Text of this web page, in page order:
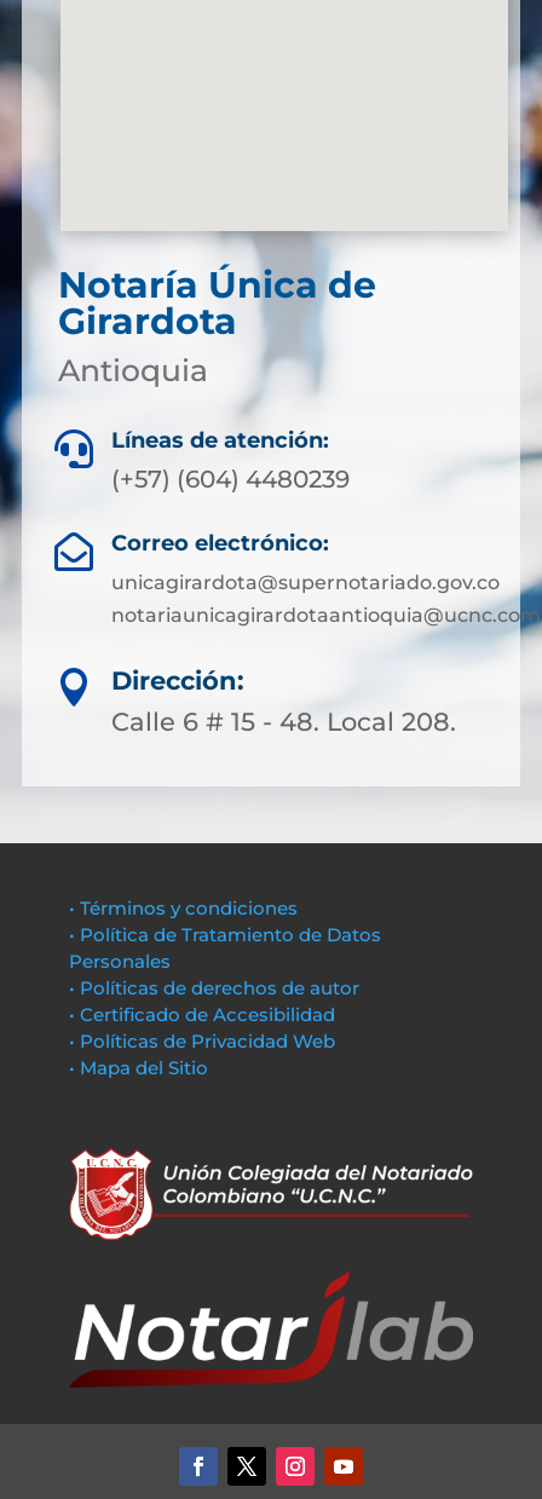
Notaría Única de
Girardota
Antioquia
 Líneas de atención:
(+57) (604) 4480239
 Correo electrónico:
unicagirardota@supernotariado.gov.co

Dirección:
Calle 6 # 15 - 48. Local 208.
• Términos y condiciones
• Política de Tratamiento de Datos
Personales
• Políticas de derechos de autor
• Certificado de Accesibilidad
• Políticas de Privacidad Web
• Mapa del Sitio